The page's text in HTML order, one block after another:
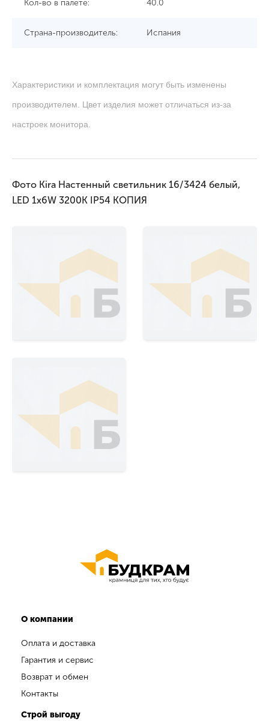
Кол-во в палете: 40.0
Страна-производитель: Испания
Характеристики и комплектация могут быть изменены
производителем. Цвет изделия может отличаться из-за
настроек монитора.
Фото Kira Настенный светильник 16/3424 белый,
LED 1x6W 3200K IP54 КОПИЯ
О компании
Оплата и доставка
Гарантия и сервис
Возврат и обмен
Контакты
Строй выгоду